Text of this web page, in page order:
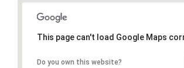
This page can't load Google Maps
Do you own this website?